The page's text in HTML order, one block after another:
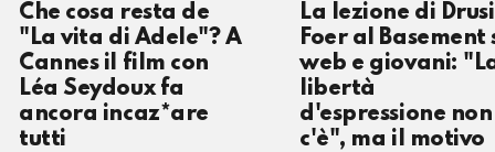
Che cosa resta de
"La vita di Adele"? A
Cannes il film con
Léa Seydoux fa
ancora incaz*are
tutti
La lezione di
Foer al Basement
web e giovani:
libertà
d'espressione non
c'è", ma il motivo